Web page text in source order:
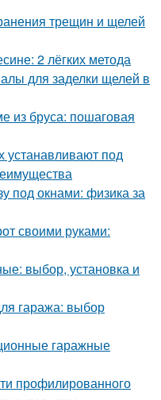
трещин и щелей
2 лёгких метода
для заделки щелей в
из бруса: пошаговая
устанавливают под
под окнами: физика за
своими руками:
выбор, установка и
гаража: выбор
гаражные
профилированного